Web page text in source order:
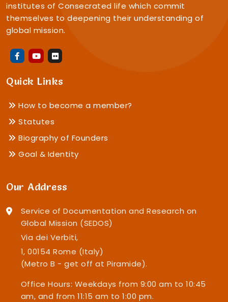
institutes of Consecrated life which commit
themselves to deepening their understanding of
global mission.
Quick Links
How to become a member?
Statutes
Biography of Founders
Goal & Identity
Our Address
Service of Documentation and Research on
Global Mission (SEDOS)
Via dei Verbiti,
1, 00154 Rome (Italy)
(Metro B - get off at Piramide).
Office Hours: Weekdays from 9:00 am to 10:45
am, and from 11:15 am to 1:00 pm.